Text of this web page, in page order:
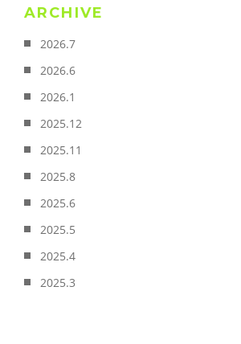
ARCHIVE
2026.7
2026.6
2026.1
2025.12
2025.11
2025.8
2025.6
2025.5
2025.4
2025.3